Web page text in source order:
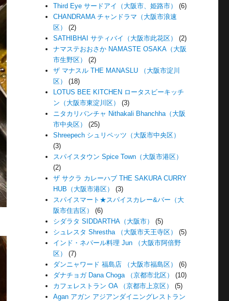
Third Eye サードアイ（大阪市、姫路市）
(6)
CHANDRAMA チャンドラマ（大阪市浪速
区）
(2)
SATHIBHAI サティバイ（大阪市此花区）
(2)
ナマステおおさか NAMASTE OSAKA（大阪
市生野区）
(2)
ザ マナスル THE MANASLU （大阪市淀川
区）
(18)
LOTUS BEE KITCHEN ロータスビーキッチ
ン（大阪市東淀川区）
(3)
ニタカリバンチャ Nithakali Bhanchha（大阪
市中央区）
(25)
Shreepech シュリペッツ（大阪市中央区）
(3)
スパイスタウン Spice Town（大阪市港区）
(2)
ザ サクラ カレーハブ THE SAKURA CURRY
HUB（大阪市港区）
(3)
スパイスマート★スパイスカレー&バー（大
阪市住吉区）
(6)
シダラタ SIDDARTHA（大阪市）
(5)
シュレスタ Shrestha （大阪市天王寺区）
(5)
インド・ネパール料理 Jun （大阪市阿倍野
区）
(7)
ダンニャワード 福島店 （大阪市福島区）
(6)
ダナチョガ Dana Choga （京都市北区）
(10)
カフェレストラン OA （京都市上京区）
(5)
Agan アガン アジアンダイニングレストラン